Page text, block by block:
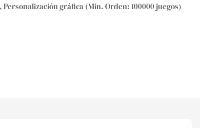
gráfica (Min. Orden: 100000 juegos)